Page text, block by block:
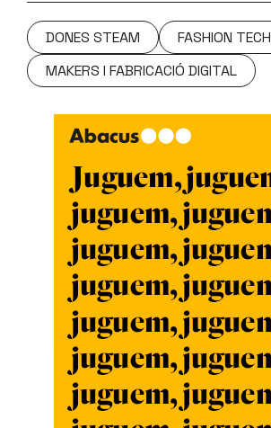
DONES STEAM
FASHION TECH
MAKERS I FABRICACIÓ DIGITAL